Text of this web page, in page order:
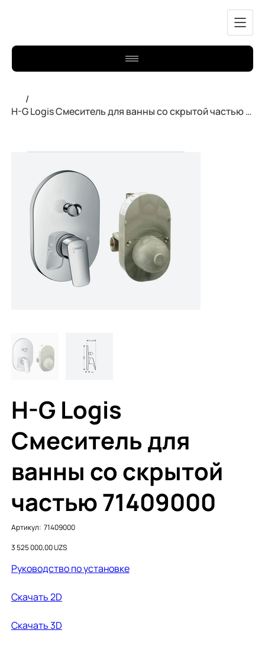
/
H-G Logis Смеситель для ванны со скрытой частью 71409000
H-G Logis
Смеситель для
ванны со скрытой
частью 71409000
Артикул: Артикул:
71409000
71409000
Цена
3 525 000,00 UZS
Руководство по установке
Скачать 2D
Cкачать 3D